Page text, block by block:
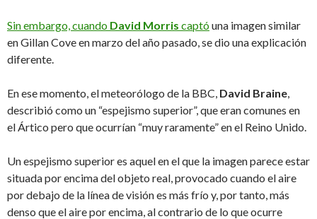
Sin embargo, cuando David Morris captóuna imagen similar
en Gillan Cove en marzo del año pasado, se dio una explicación
diferente.
En ese momento, el meteorólogo de la BBC, David Braine
describió como un “espejismo superior”, que eran comunes en
el Ártico pero que ocurrían “muy raramente” en el Reino Unido.
Un espejismo superior es aquel en el que la imagen parece estar
situada por encima del objeto real, provocado cuando el aire
por debajo de la línea de visión es más frío y, por tanto, más
denso que el aire por encima, al contrario de lo que ocurre